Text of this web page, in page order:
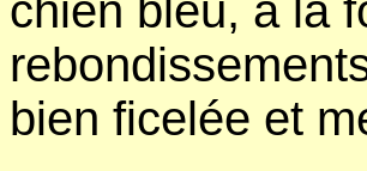
chien bleu, à la
bien ficelée et